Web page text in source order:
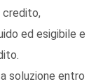
credito,
ed esigibile e
soluzione entro